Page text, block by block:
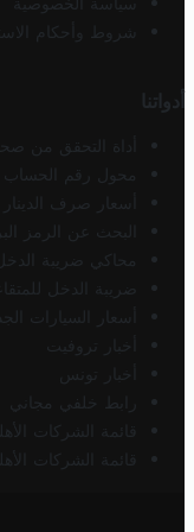
شروط وأحكام
أدواتنا
أداة التحقق من
محول رقم الحساب
أسعار صرف
البحث عن الرمز
محاكي ضريبة
ضريبة الدخل
أسعار السيارات
أخبار تروفيت
أخبار تونس
رابط خلفي مجاني
قائمة الشركات
قائمة الشركات